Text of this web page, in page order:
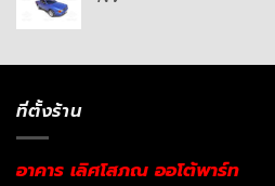
ที่ตั้งร้าน
อาคาร เลิศโสภณ ออโต้พาร์ท